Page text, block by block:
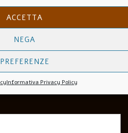
ACCETTA
NEGA
PREFERENZE
Informativa Privacy Policy